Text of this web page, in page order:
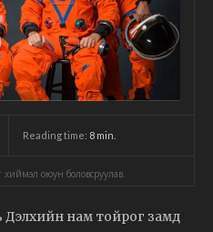
Reading time: 8 min.
хиймэл оюун боловсруулав.
нам тойрог замд